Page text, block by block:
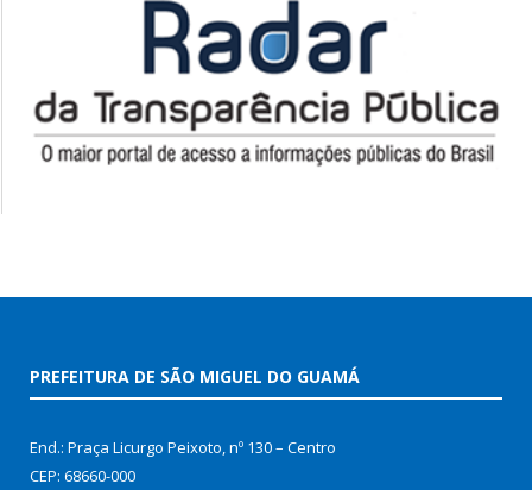
PREFEITURA DE SÃO MIGUEL DO GUAMÁ
End.: Praça Licurgo Peixoto, nº 130 – Centro
CEP: 68660-000